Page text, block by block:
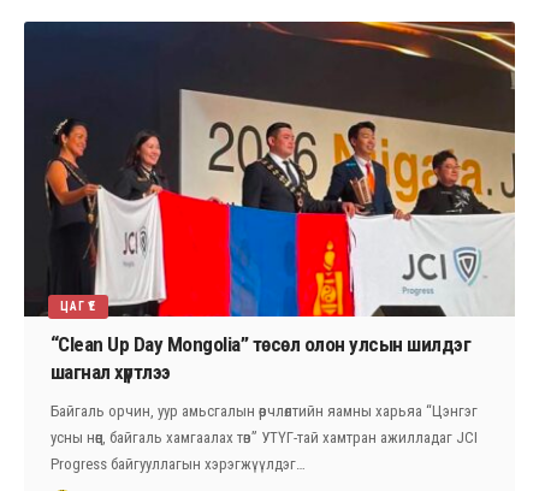
ЦАГ ҮЕ
“Clean Up Day Mongolia” төсөл олон улсын шилдэг
шагнал хүртлээ
Байгаль орчин, уур амьсгалын өөрчлөлтийн яамны харьяа “Цэнгэг
усны нөөц, байгаль хамгаалах төв” УТҮГ-тай хамтран ажилладаг JCI
Progress байгууллагын хэрэгжүүлдэг…